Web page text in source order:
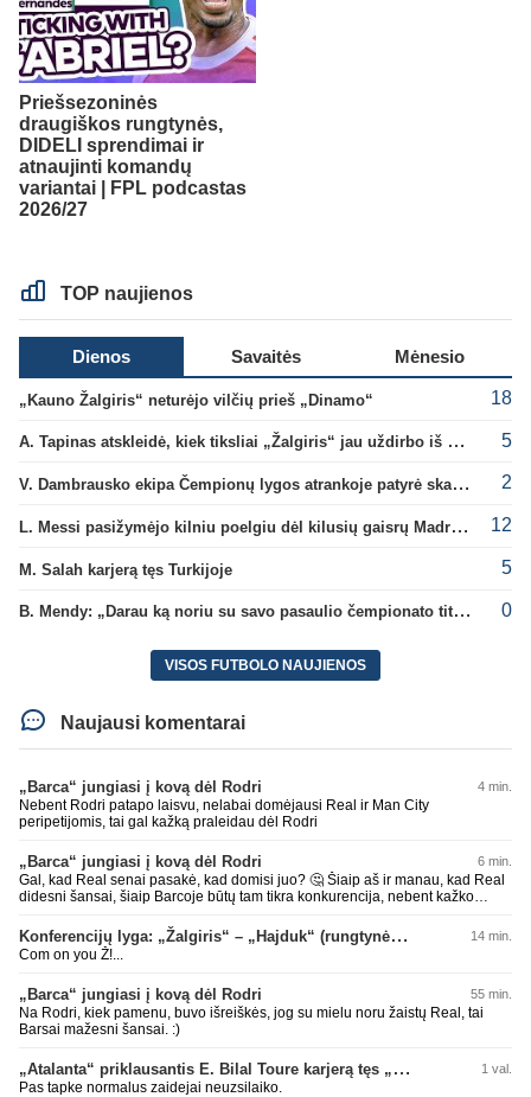
Priešsezoninės
draugiškos rungtynės,
DIDELI sprendimai ir
atnaujinti komandų
variantai | FPL podcastas
2026/27
TOP naujienos
Dienos Savaitės Mėnesio
„Kauno Žalgiris“ neturėjo vilčių prieš „Dinamo“ 18
A. Tapinas atskleidė, kiek tiksliai „Žalgiris“ jau uždirbo iš UEFA premijų 5
V. Dambrausko ekipa Čempionų lygos atrankoje patyrė skaudžią nesėkmę 2
L. Messi pasižymėjo kilniu poelgiu dėl kilusių gaisrų Madride 12
M. Salah karjerą tęs Turkijoje 5
B. Mendy: „Darau ką noriu su savo pasaulio čempionato titulu“ 0
VISOS FUTBOLO NAUJIENOS
Naujausi komentarai
„Barca“ jungiasi į kovą dėl Rodri 4 min.
Nebent Rodri patapo laisvu, nelabai domėjausi Real ir Man City
peripetijomis, tai gal kažką praleidau dėl Rodri
„Barca“ jungiasi į kovą dėl Rodri 6 min.
Gal, kad Real senai pasakė, kad domisi juo? 🤔 Šiaip aš ir manau, kad Real
didesni šansai, šiaip Barcoje būtų tam tikra konkurencija, nebent kažko
beveik pusę rinktinės Barcos žaidėjų, realiai su kaip kuriai jau būtų
susižaides. O Real vėl bus prisipirks žvaigždžių ir sėdės be titulų. Nors
dabartiniai pirkimai ir atrodytų grėsmingi klausimas kaip komandoje
dėl kaip kurių žaidėjų gaila, kad pasirinko Real. Nes mano nuomone ten
kirmėlių irštva, o ne klubas. To pačio Mbappe jau gaila, Prancūzijos rinktinėj
buvo lyderis ar vienas tokių, o klube jau pasirodę buvo kalbų, kad kaltinamas
neinsu Real, tai čia ir klausimas. Nes Rodri gal nori į Real, bet klausimas ar
Man City su Real susitars.
Konferencijų lyga: „Žalgiris“ – „Hajduk“ (rungtynės tiesiogiai) 14 min.
Com on you Ž!...
„Barca“ jungiasi į kovą dėl Rodri 55 min.
Na Rodri, kiek pamenu, buvo išreiškės, jog su mielu noru žaistų Real, tai
Barsai mažesni šansai. :)
„Atalanta“ priklausantis E. Bilal Toure karjerą tęs „Parma“ gretose 1 val.
Pas tapke normalus zaidejai neuzsilaiko.